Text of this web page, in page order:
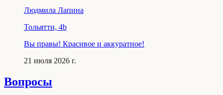
Людмила Лапина
Тольятти, 4b
Вы правы! Красивое и аккуратное!
21 июля 2026 г.
Вопросы